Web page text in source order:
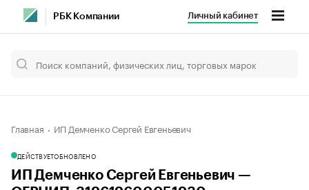
РБК Компании Личный кабинет
Главная ИП Демченко Сергей Евгеньевич
ДЕЙСТВУЕТОБНОВЛЕНО
ИП Демченко Сергей Евгеньевич —